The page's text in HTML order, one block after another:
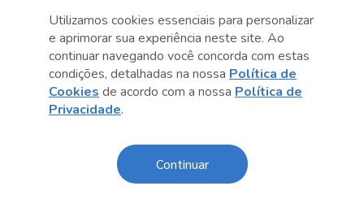
Utilizamos cookies essenciais para personalizar
e aprimorar sua experiência neste site. Ao
continuar navegando você concorda com estas
condições, detalhadas na nossa Política de
Cookies de acordo com a nossa Política de
Privacidade.
Continuar